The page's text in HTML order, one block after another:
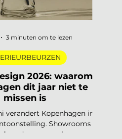
2026: waarom
dit jaar niet te
missen is
verandert Kopenhagen in
Showrooms
hun deuren, merken
3 minuten om te lezen